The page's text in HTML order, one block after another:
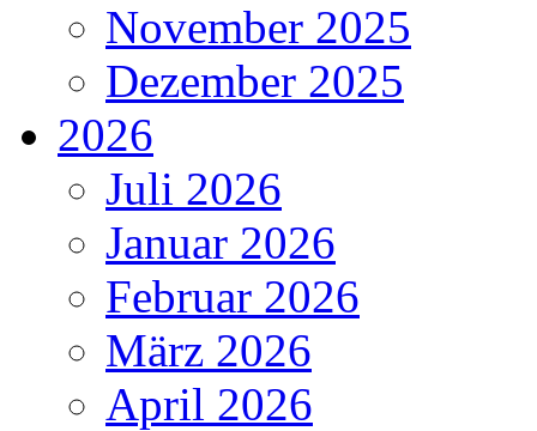
November 2025
Dezember 2025
2026
Juli 2026
Januar 2026
Februar 2026
März 2026
April 2026